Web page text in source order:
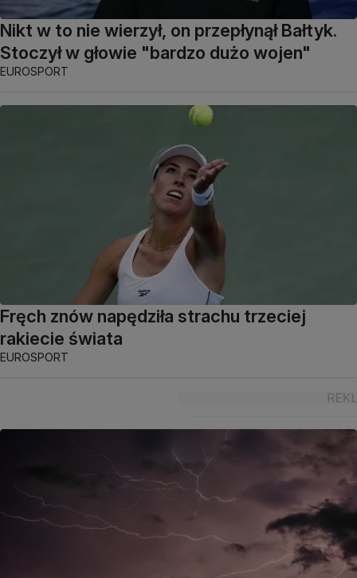
Nikt w to nie wierzył, on przepłynął Bałtyk.
Stoczył w głowie "bardzo dużo wojen"
EUROSPORT
Fręch znów napędziła strachu trzeciej
rakiecie świata
EUROSPORT